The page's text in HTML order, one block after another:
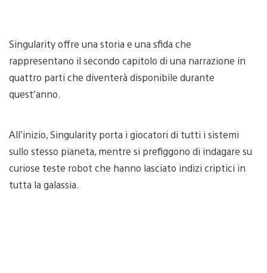
Singularity offre una storia e una sfida che
rappresentano il secondo capitolo di una narrazione in
quattro parti che diventerà disponibile durante
quest’anno.
All’inizio, Singularity porta i giocatori di tutti i sistemi
sullo stesso pianeta, mentre si prefiggono di indagare su
curiose teste robot che hanno lasciato indizi criptici in
tutta la galassia.